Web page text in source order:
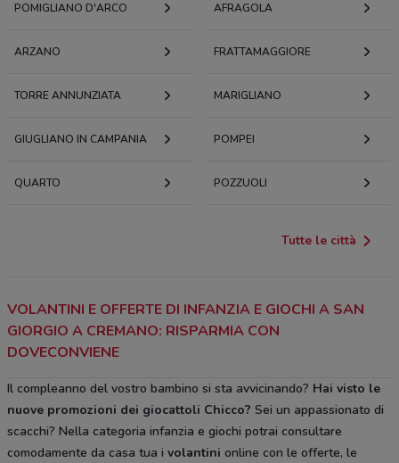
POMIGLIANO D'ARCO AFRAGOLA
ARZANO FRATTAMAGGIORE
TORRE ANNUNZIATA MARIGLIANO
GIUGLIANO IN CAMPANIA POMPEI
QUARTO POZZUOLI
Tutte le città
VOLANTINI E OFFERTE DI INFANZIA E GIOCHI A SAN
GIORGIO A CREMANO: RISPARMIA CON
DOVECONVIENE
Il compleanno del vostro bambino si sta avvicinando? Hai visto le
nuove promozioni dei giocattoli Chicco? Sei un appassionato di
scacchi? Nella categoria infanzia e giochi potrai consultare
comodamente da casa tua i volantini online con le offerte, le